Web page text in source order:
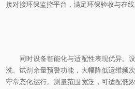
接对接环保监控平台，满足环保验收与在线
同时设备智能化与适配性表现优异。设
洗、试剂余量预警功能，大幅降低运维频
守常态化运行。测量范围宽泛，可适配低